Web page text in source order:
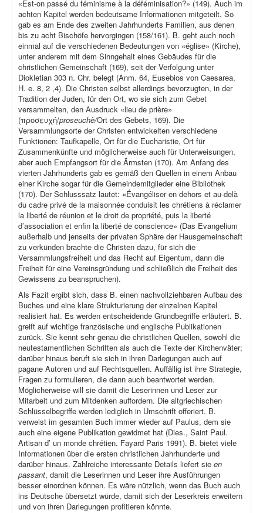
«Est-on passé du féminisme à la déféminisation?» (149). Auch im
achten Kapitel werden bedeutsame Informationen mitgeteilt. So
gab es am Ende des zweiten Jahrhunderts Familien, aus denen
bis zu acht Bischöfe hervorgingen (158/161). B. geht auch noch
einmal auf die verschiedenen Bedeutungen von «église» (Kirche),
unter anderem mit dem Sinngehalt eines Gebäudes für die
christlichen Gemeinschaft (169), seit der Verfolgung unter
Diokletian 303 n. Chr. belegt (Anm. 64, Eusebios von Caesarea,
H. e. 8, 2 ,4). Die Christen selbst allerdings bevorzugten, in der
Tradition der Juden, für den Ort, wo sie sich zum Gebet
versammelten, den Ausdruck «lieu de prière»
(προσευχή/proseuchè/Ort des Gebets, 169). Die
Versammlungsorte der Christen entwickelten verschiedene
Funktionen: Taufkapelle, Ort für die Eucharistie, Ort für
Zusammenkünfte und möglicherweise auch für Unterweisungen,
aber auch Empfangsort für die Ärmsten (170). Am Anfang des
vierten Jahrhunderts gab es gemäß den Quellen in einem Anbau
einer Kirche sogar für die Gemeindemitglieder eine Bibliothek
(170). Der Schlusssatz lautet: «Évangéliser en dehors et au-delà
du cadre privé de la maisonnée conduisit les chrétiens à réclamer
la liberté de réunion et le droit de propriété, puis la liberté
d’association et enfin la liberté de conscience» (Das Evangelium
außerhalb und jenseits der privaten Sphäre der Hausgemeinschaft
zu verkünden brachte die Christen dazu, für sich die
Versammlungsfreiheit und das Recht auf Eigentum, dann die
Freiheit für eine Vereinsgründung und schließlich die Freiheit des
Gewissens zu beanspruchen).
Als Fazit ergibt sich, dass B. einen nachvollziehbaren Aufbau des
Buches und eine klare Strukturierung der einzelnen Kapitel
realisiert hat. Es werden entscheidende Grundbegriffe erläutert. B.
greift auf wichtige französische und englische Publikationen
zurück. Sie kennt sehr genau die christlichen Quellen, sowohl die
neutestamentlichen Schriften als auch die Texte der Kirchenväter;
darüber hinaus beruft sie sich in ihren Darlegungen auch auf
pagane Autoren und auf Rechtsquellen. Auffällig ist ihre Strategie,
Fragen zu formulieren, die dann auch beantwortet werden.
Möglicherweise will sie damit die Leserinnen und Leser zur
Mitarbeit und zum Mitdenken auffordern. Die altgriechischen
Schlüsselbegriffe werden lediglich in Umschrift offeriert. B.
verweist im gesamten Buch immer wieder auf Paulus, dem sie
auch eine eigene Publikation gewidmet hat (Dies., Saint Paul.
Artisan d’ un monde chrétien. Fayard Paris 1991). B. bietet viele
Informationen über die ersten christlichen Jahrhunderte und
darüber hinaus. Zahlreiche interessante Details liefert sie en
passant, damit die Leserinnen und Leser ihre Ausführungen
besser einordnen können. Es wäre nützlich, wenn das Buch auch
ins Deutsche übersetzt würde, damit sich der Leserkreis erweitern
und von ihren Darlegungen profitieren könnte.